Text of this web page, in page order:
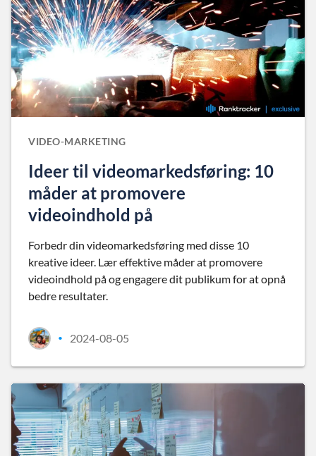
VIDEO-MARKETING
Ideer til videomarkedsføring: 10
måder at promovere
videoindhold på
Forbedr din videomarkedsføring med disse 10
kreative ideer. Lær effektive måder at promovere
videoindhold på og engagere dit publikum for at opnå
bedre resultater.
• 2024-08-05